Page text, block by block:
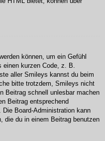
können, um ein Gefühl
kurzen Code, z. B.
aller Smileys kannst du beim
bitte trotzdem, Smileys nicht
Beitrag schnell unlesbar machen
Beitrag entsprechend
Board-Administration kann
die du in einem Beitrag benutzen